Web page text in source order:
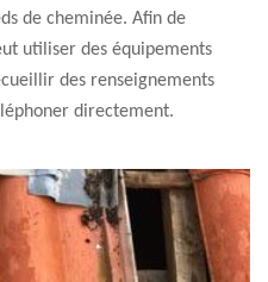
de cheminée. Afin de
utiliser des équipements
des renseignements
directement.